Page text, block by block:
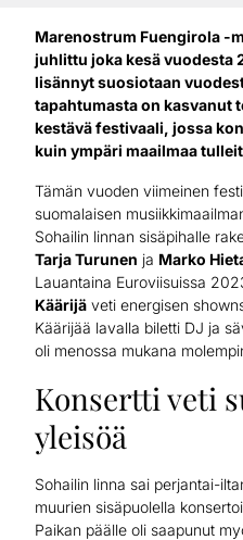
Marenostrum Fuengirola -
juhlittu joka kesä vuodesta
lisännyt suosiotaan
tapahtumasta on kasvanut
kestävä festivaali, jossa
kuin ympäri maailmaa
Tämän vuoden viimeinen
suomalaisen
Sohailin linnan sisäpihalle
Tarja Turunen ja Marko
Lauantaina Euroviisuissa
Käärijä veti energisen
Käärijää lavalla biletti DJ ja
oli menossa mukana
Konsertti veti
yleisöä
Sohailin linna sai perjantai-
muurien sisäpuolella
Paikan päälle oli saapunut